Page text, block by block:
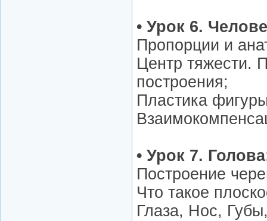
• Урок 6.
Пропорции и
Центр тяжести.
построения;
Пластика
• Урок 7.
Построение
Что такое
Глаза, Нос,